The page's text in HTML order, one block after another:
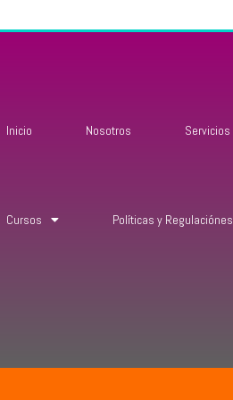
Inicio Nosotros Servicios
Cursos Políticas y Regulaciónes